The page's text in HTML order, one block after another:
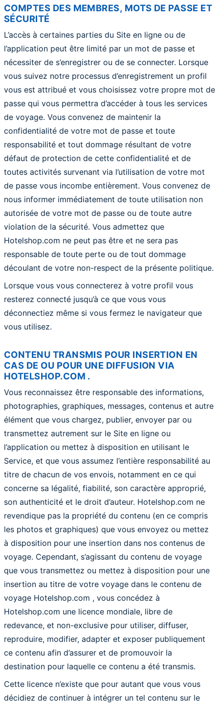
COMPTES DES MEMBRES, MOTS DE PASSE ET
SÉCURITÉ
L’accès à certaines parties du Site en ligne ou de
l’application peut être limité par un mot de passe et
nécessiter de s’enregistrer ou de se connecter. Lorsque
vous suivez notre processus d’enregistrement un profil
vous est attribué et vous choisissez votre propre mot de
passe qui vous permettra d’accéder à tous les services
de voyage. Vous convenez de maintenir la
confidentialité de votre mot de passe et toute
responsabilité et tout dommage résultant de votre
défaut de protection de cette confidentialité et de
toutes activités survenant via l’utilisation de votre mot
de passe vous incombe entièrement. Vous convenez de
nous informer immédiatement de toute utilisation non
autorisée de votre mot de passe ou de toute autre
violation de la sécurité. Vous admettez que
Hotelshop.com ne peut pas être et ne sera pas
responsable de toute perte ou de tout dommage
découlant de votre non-respect de la présente politique.
Lorsque vous vous connecterez à votre profil vous
resterez connecté jusqu’à ce que vous vous
déconnectiez même si vous fermez le navigateur que
vous utilisez.
CONTENU TRANSMIS POUR INSERTION EN
CAS DE OU POUR UNE DIFFUSION VIA
HOTELSHOP.COM .
Vous reconnaissez être responsable des informations,
photographies, graphiques, messages, contenus et autre
élément que vous chargez, publier, envoyer par ou
transmettez autrement sur le Site en ligne ou
l’application ou mettez à disposition en utilisant le
Service, et que vous assumez l’entière responsabilité au
titre de chacun de vos envois, notamment en ce qui
concerne sa légalité, fiabilité, son caractère approprié,
son authenticité et le droit d’auteur. Hotelshop.com ne
revendique pas la propriété du contenu (en ce compris
les photos et graphiques) que vous envoyez ou mettez
à disposition pour une insertion dans nos contenus de
voyage. Cependant, s’agissant du contenu de voyage
que vous transmettez ou mettez à disposition pour une
insertion au titre de votre voyage dans le contenu de
voyage Hotelshop.com , vous concédez à
Hotelshop.com une licence mondiale, libre de
redevance, et non-exclusive pour utiliser, diffuser,
reproduire, modifier, adapter et exposer publiquement
ce contenu afin d’assurer et de promouvoir la
destination pour laquelle ce contenu a été transmis.
Cette licence n’existe que pour autant que vous vous
décidiez de continuer à intégrer un tel contenu sur le